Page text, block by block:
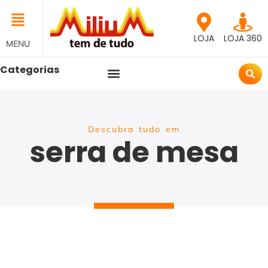
MENU LOJA LOJA 360
Categorias
Descubra tudo em
serra de mesa